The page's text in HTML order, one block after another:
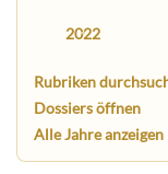
2022
Rubriken
Dossiers öffnen
Alle Jahre anzeigen